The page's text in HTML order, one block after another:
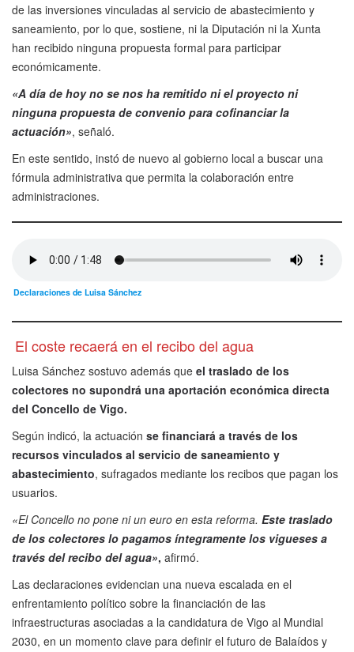
de las inversiones vinculadas al servicio de abastecimiento y
saneamiento, por lo que, sostiene, ni la Diputación ni la Xunta
han recibido ninguna propuesta formal para participar
económicamente.
«A día de hoy no se nos ha remitido ni el proyecto ni
ninguna propuesta de convenio para cofinanciar la
actuación», señaló.
En este sentido, instó de nuevo al gobierno local a buscar una
fórmula administrativa que permita la colaboración entre
administraciones.
Declaraciones de Luisa Sánchez
El coste recaerá en el recibo del agua
Luisa Sánchez sostuvo además que el traslado de los
colectores no supondrá una aportación económica directa
del Concello de Vigo.
Según indicó, la actuación se financiará a través de los
recursos vinculados al servicio de saneamiento y
abastecimiento, sufragados mediante los recibos que pagan los
usuarios.
«El Concello no pone ni un euro en esta reforma. Este traslado
de los colectores lo pagamos íntegramente los vigueses a
través del recibo del agua», afirmó.
Las declaraciones evidencian una nueva escalada en el
enfrentamiento político sobre la financiación de las
infraestructuras asociadas a la candidatura de Vigo al Mundial
2030, en un momento clave para definir el futuro de Balaídos y